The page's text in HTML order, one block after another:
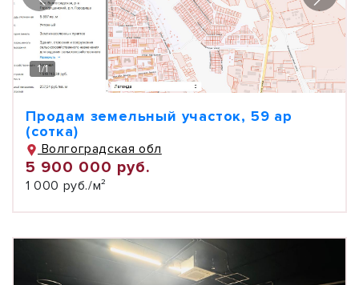
1/1
Продам земельный участок, 59 ар
(сотка)
Волгоградская обл
5 900 000 руб.
1 000 руб./м²